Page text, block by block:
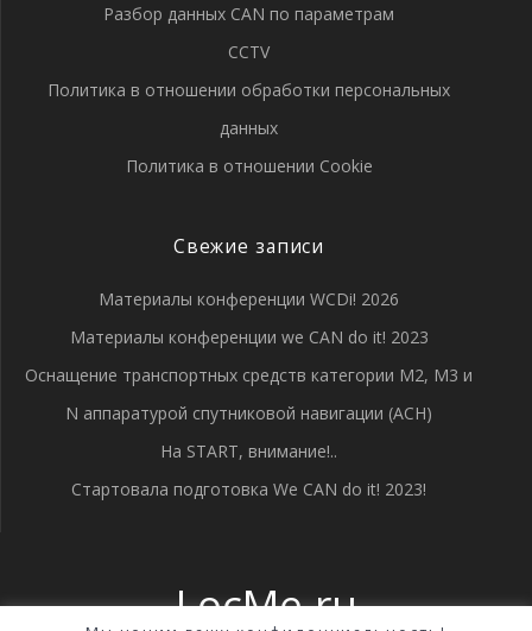
Разбор данных CAN по параметрам
CCTV
Политика в отношении обработки персональных
данных
Политика в отношении Cookie
Свежие записи
Материалы конференции WCDi! 2026
Материалы конференции we CAN do it! 2023
Оснащение транспортных средств категории М2, М3 и
N аппаратурой спутниковой навигации (АСН)
На START, внимание!..
Стартовала подготовка We CAN do it! 2023!
LocMe.ru